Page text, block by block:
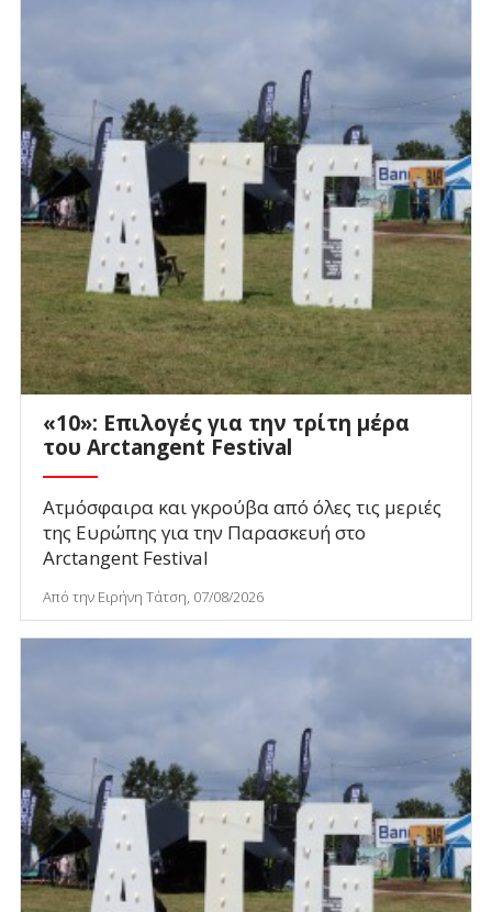
«10»: Επιλογές για την τρίτη μέρα
του Arctangent Festival
Ατμόσφαιρα και γκρούβα από όλες τις μεριές
της Ευρώπης για την Παρασκευή στο
Arctangent Festival
Από την Ειρήνη Τάτση, 07/08/2026